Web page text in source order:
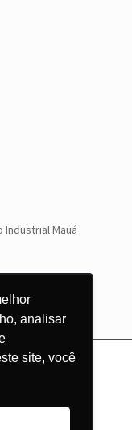
analisar
site, você
Industrial Mauá
reservados |